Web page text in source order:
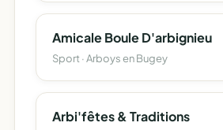
Amicale Boule D'arbignieu
Sport · Arboys en Bugey
Arbi'fêtes & Traditions